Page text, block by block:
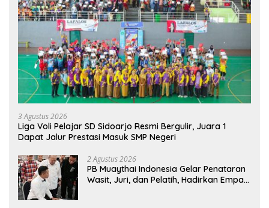
3 Agustus 2026
Liga Voli Pelajar SD Sidoarjo Resmi Bergulir, Juara 1
Dapat Jalur Prestasi Masuk SMP Negeri
2 Agustus 2026
PB Muaythai Indonesia Gelar Penataran
Wasit, Juri, dan Pelatih, Hadirkan Empat